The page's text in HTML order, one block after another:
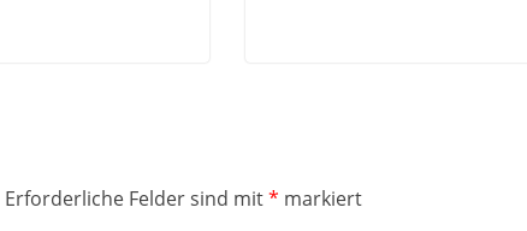
Erforderliche Felder sind mit* markiert